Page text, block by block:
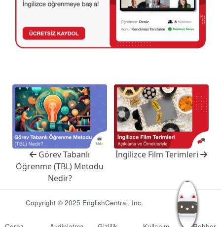
Görev Tabanlı
Öğrenme (TBL) Metodu
Nedir?
İngilizce Film Terimleri
Copyright © 2025 EnglishCentral, Inc.